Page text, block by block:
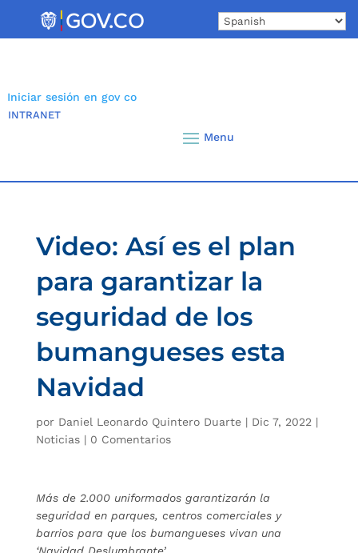
Iniciar sesión en gov co
INTRANET
Video: Así es el plan
para garantizar la
seguridad de los
bumangueses esta
Navidad
por Daniel Leonardo Quintero Duarte| Dic 7, 2022 |
Noticias| 0 Comentarios
Más de 2.000 uniformados garantizarán la
seguridad en parques, centros comerciales y
barrios para que los bumangueses vivan una